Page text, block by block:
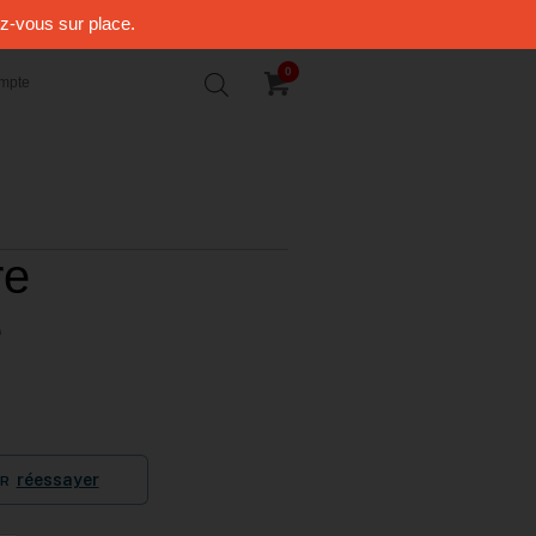
vous sur place.
0
réessayer